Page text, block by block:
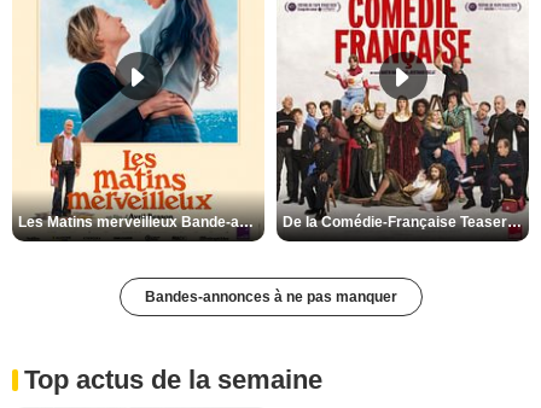
Les Matins merveilleux Bande-annonce VF De la Comédie-Française Teaser VF
Bandes-annonces à ne pas manquer
Top actus de la semaine